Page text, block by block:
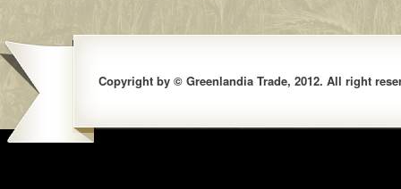
Copyright by © Greenlandia Trade, 2012. All right